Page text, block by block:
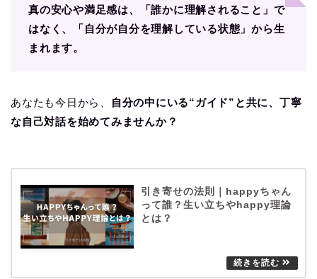
真の安心や満足感は、「誰かに理解されること」で
はなく、「自分が自分を理解している状態」から生
まれます。
あなたも今日から、
自分の中にいる“ガイド”と共に、丁寧
な自己対話を始めてみませんか？
引き寄せの法則｜happyちゃん
って誰？生い立ちやhappy理論
とは？